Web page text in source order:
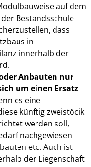
auf dem
Bestandsschule
dass
in
innerhalb der
Anbauten nur
um einen Ersatz
es eine
künftig zweistöcik
werden soll,
nachgewiesen
etc. Auch ist
der Liegenschaft